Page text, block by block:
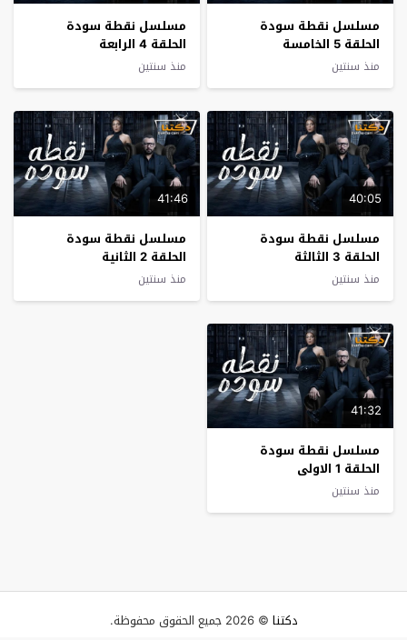
مسلسل نقطة سودة
الحلقة 5 الخامسة
منذ سنتين
مسلسل نقطة سودة
الحلقة 4 الرابعة
منذ سنتين
40:05
مسلسل نقطة سودة
الحلقة 3 الثالثة
منذ سنتين
41:46
مسلسل نقطة سودة
الحلقة 2 الثانية
منذ سنتين
41:32
مسلسل نقطة سودة
الحلقة 1 الاولى
منذ سنتين
دكتنا © 2026 جميع الحقوق محفوظة.